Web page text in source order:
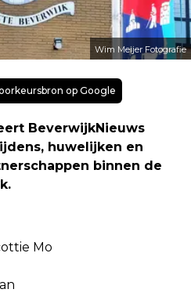
Wim Meijer Fotografie
op Google
BeverwijkNieuws
huwelijken en
binnen de
Mo